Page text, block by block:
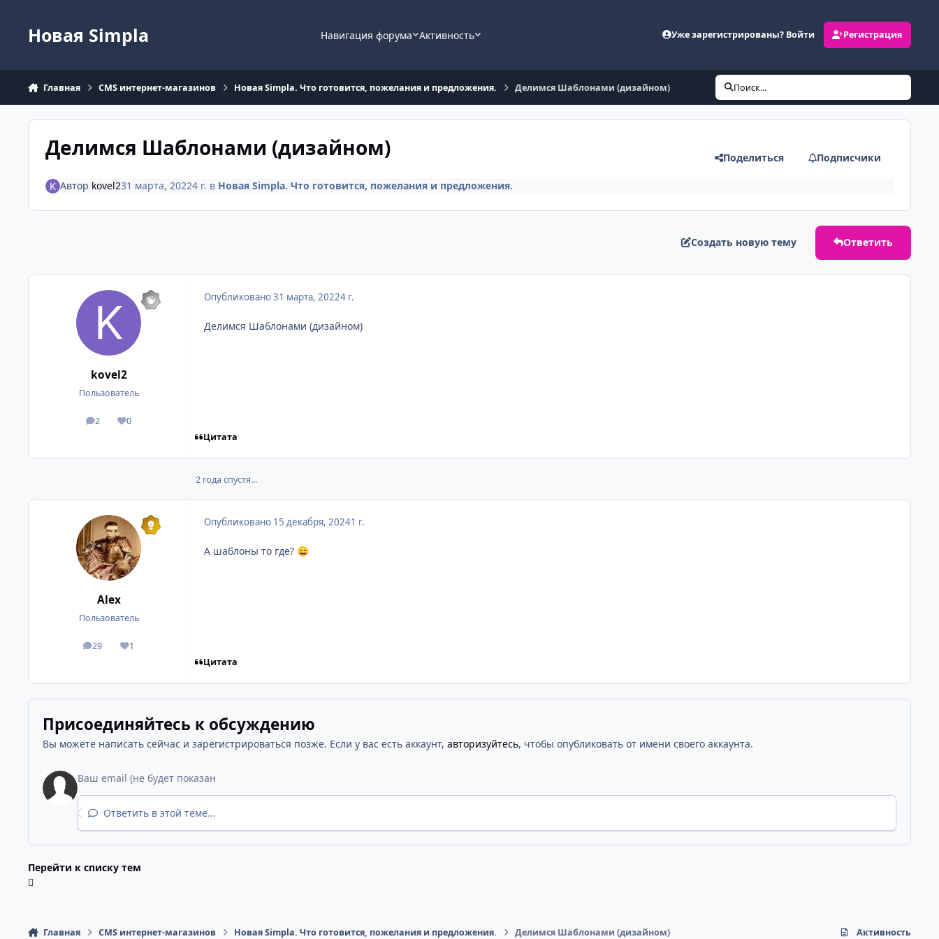
Новая Simpla Навигация форума Активность Уже зарегистрированы? Войти Регистрация
Главная CMS интернет-магазинов Новая Simpla. Что готовится, пожелания и предложения. Делимся Шаблонами (дизайном) Поиск...
Делимся Шаблонами (дизайном) Поделиться Подписчики
Автор kovel231 марта, 20224 г. в Новая Simpla. Что готовится, пожелания и предложения.
Создать новую тему Ответить
kovel2
Пользователь
2
сообщения
0
Репутация
Опубликовано31 марта, 20224 г.
Делимся Шаблонами (дизайном)
Цитата
2 года спустя...
Alex
Пользователь
29
сообщения
1
Репутация
Опубликовано 15 декабря, 20241 г.
А шаблоны то где? 😄
Цитата
Присоединяйтесь к обсуждению
Вы можете написать сейчас и зарегистрироваться позже. Если у вас есть аккаунт, авторизуйтесь, чтобы опубликовать от имени своего аккаунта.
Ответить в этой теме...
Перейти к списку тем
Главная CMS интернет-магазинов Новая Simpla. Что готовится, пожелания и предложения. Делимся Шаблонами (дизайном) Активность